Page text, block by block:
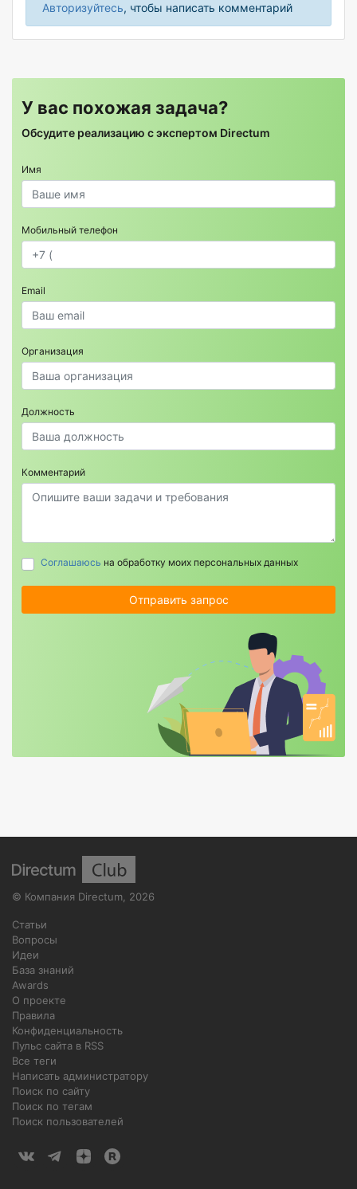
Авторизуйтесь, чтобы написать комментарий
У вас похожая задача?
Обсудите реализацию с экспертом Directum
Имя
Мобильный телефон
Email
Организация
Должность
Комментарий
Соглашаюсь на обработку моих персональных данных
Отправить запрос
© Компания Directum, 2026
Статьи
Вопросы
Идеи
База знаний
Awards
О проекте
Правила
Конфиденциальность
Пульс сайта в RSS
Все теги
Написать администратору
Поиск по сайту
Поиск по тегам
Поиск пользователей